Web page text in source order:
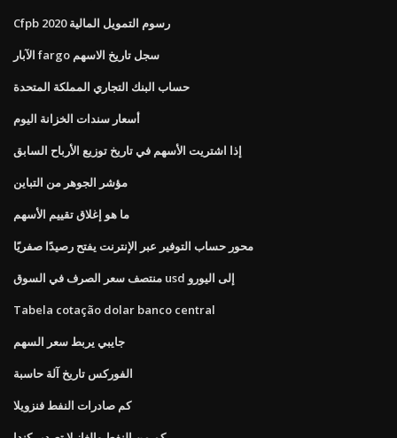
Cfpb رسوم التمويل المالية 2020
الآبار fargo سجل تاريخ الاسهم
حساب البنك التجاري المملكة المتحدة
أسعار سندات الخزانة اليوم
إذا اشتريت الأسهم في تاريخ توزيع الأرباح السابق
مؤشر الجوهر من التباين
ما هو إغلاق تقييم الأسهم
محور حساب التوفير عبر الإنترنت يفتح رصيدًا صفريًا
منتصف سعر الصرف في السوق usd إلى اليورو
Tabela cotação dolar banco central
جايبي يربط سعر السهم
الفوركس تاريخ آلة حاسبة
كم صادرات النفط فنزويلا